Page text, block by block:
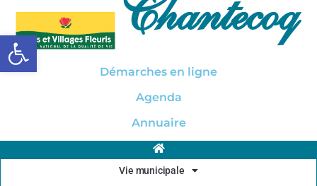
Ouvrir la barre d’outils
Démarches en ligne
Agenda
Annuaire
Vie municipale